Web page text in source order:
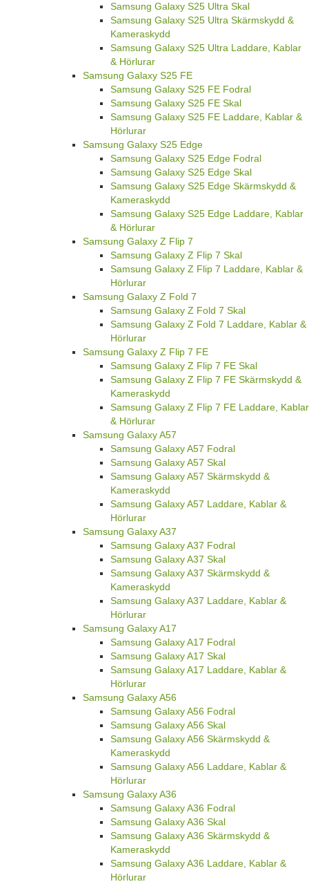
Samsung Galaxy S25 Ultra Skal
Samsung Galaxy S25 Ultra Skärmskydd &
Kameraskydd
Samsung Galaxy S25 Ultra Laddare, Kablar
& Hörlurar
Samsung Galaxy S25 FE
Samsung Galaxy S25 FE Fodral
Samsung Galaxy S25 FE Skal
Samsung Galaxy S25 FE Laddare, Kablar &
Hörlurar
Samsung Galaxy S25 Edge
Samsung Galaxy S25 Edge Fodral
Samsung Galaxy S25 Edge Skal
Samsung Galaxy S25 Edge Skärmskydd &
Kameraskydd
Samsung Galaxy S25 Edge Laddare, Kablar
& Hörlurar
Samsung Galaxy Z Flip 7
Samsung Galaxy Z Flip 7 Skal
Samsung Galaxy Z Flip 7 Laddare, Kablar &
Hörlurar
Samsung Galaxy Z Fold 7
Samsung Galaxy Z Fold 7 Skal
Samsung Galaxy Z Fold 7 Laddare, Kablar &
Hörlurar
Samsung Galaxy Z Flip 7 FE
Samsung Galaxy Z Flip 7 FE Skal
Samsung Galaxy Z Flip 7 FE Skärmskydd &
Kameraskydd
Samsung Galaxy Z Flip 7 FE Laddare, Kablar
& Hörlurar
Samsung Galaxy A57
Samsung Galaxy A57 Fodral
Samsung Galaxy A57 Skal
Samsung Galaxy A57 Skärmskydd &
Kameraskydd
Samsung Galaxy A57 Laddare, Kablar &
Hörlurar
Samsung Galaxy A37
Samsung Galaxy A37 Fodral
Samsung Galaxy A37 Skal
Samsung Galaxy A37 Skärmskydd &
Kameraskydd
Samsung Galaxy A37 Laddare, Kablar &
Hörlurar
Samsung Galaxy A17
Samsung Galaxy A17 Fodral
Samsung Galaxy A17 Skal
Samsung Galaxy A17 Laddare, Kablar &
Hörlurar
Samsung Galaxy A56
Samsung Galaxy A56 Fodral
Samsung Galaxy A56 Skal
Samsung Galaxy A56 Skärmskydd &
Kameraskydd
Samsung Galaxy A56 Laddare, Kablar &
Hörlurar
Samsung Galaxy A36
Samsung Galaxy A36 Fodral
Samsung Galaxy A36 Skal
Samsung Galaxy A36 Skärmskydd &
Kameraskydd
Samsung Galaxy A36 Laddare, Kablar &
Hörlurar